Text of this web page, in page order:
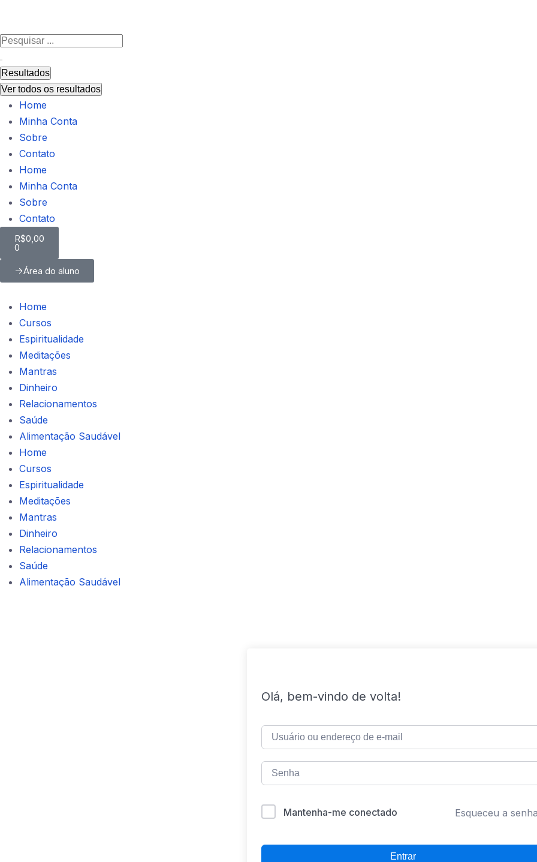
Resultados
Ver todos os resultados
Home
Minha Conta
Sobre
Contato
Home
Minha Conta
Sobre
Contato
R$0,00
0
Área do aluno
Home
Cursos
Espiritualidade
Meditações
Mantras
Dinheiro
Relacionamentos
Saúde
Alimentação Saudável
Home
Cursos
Espiritualidade
Meditações
Mantras
Dinheiro
Relacionamentos
Saúde
Alimentação Saudável
Olá, bem-vindo de volta!
Mantenha-me conectado Esqueceu a
Entrar